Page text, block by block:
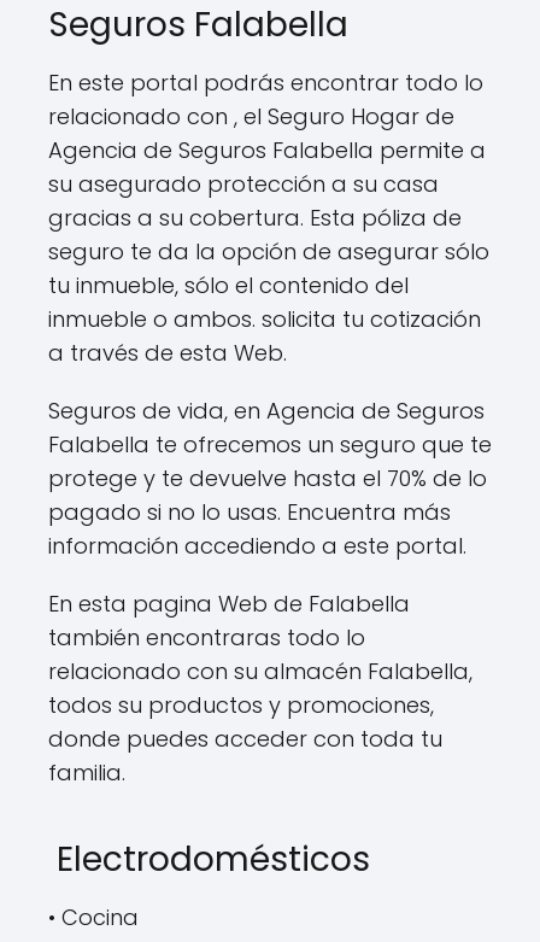
Seguros Falabella
En este portal podrás encontrar todo lo
relacionado con , el Seguro Hogar de
Agencia de Seguros Falabella permite a
su asegurado protección a su casa
gracias a su cobertura. Esta póliza de
seguro te da la opción de asegurar sólo
tu inmueble, sólo el contenido del
inmueble o ambos. solicita tu cotización
a través de esta Web.
Seguros de vida, en Agencia de Seguros
Falabella te ofrecemos un seguro que te
protege y te devuelve hasta el 70% de lo
pagado si no lo usas. Encuentra más
información accediendo a este portal.
En esta pagina Web de Falabella
también encontraras todo lo
relacionado con su almacén Falabella,
todos su productos y promociones,
donde puedes acceder con toda tu
familia.
Electrodomésticos
• Cocina